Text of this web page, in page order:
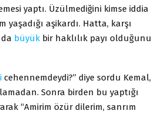
yaptı. Üzülmediğini kimse iddia
yaşadığı aşikardı. Hatta, karşı
büyük bir haklılık payı olduğunu
cehennemdeydi?” diye sordu Kemal,
Sonra birden bu yaptığı
“Amirim özür dilerim, sanrım